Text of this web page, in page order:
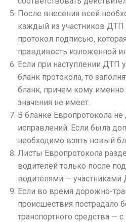
После внесения всей
каждый из участников ДТП
протокол подписью,
правдивость изложенной
Если при наступлении ДТП
бланк протокола, то
бланк, причем кому
значения не имеет.
В бланке Европротокола не
исправлений. Если была
необходимо взять новый
Листы Европротокола
водителей только после
водителями — участниками
Если во время дорожно-
происшествия пострадало
транспортного средства —